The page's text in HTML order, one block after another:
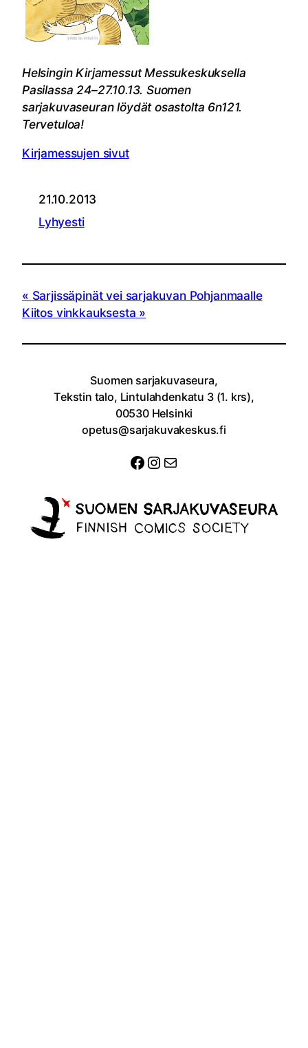
Helsingin Kirjamessut Messukeskuksella
Pasilassa 24–27.10.13. Suomen
sarjakuvaseuran löydät osastolta 6n121.
Tervetuloa!
Kirjamessujen sivut
21.10.2013
Lyhyesti
Sarjissäpinät vei sarjakuvan Pohjanmaalle
Kiitos vinkkauksesta
Suomen sarjakuvaseura,
Tekstin talo, Lintulahdenkatu 3 (1. krs),
00530 Helsinki
opetus@sarjakuvakeskus.fi
Facebook
Instagram
Sähköposti